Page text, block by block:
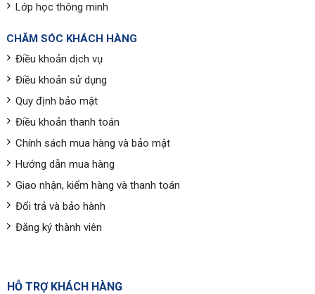
Lớp học thông minh
CHĂM SÓC KHÁCH HÀNG
Điều khoản dịch vụ
Điều khoản sử dụng
Quy định bảo mật
Điều khoản thanh toán
Chính sách mua hàng và bảo mật
Hướng dẫn mua hàng
Giao nhận, kiểm hàng và thanh toán
Đổi trả và bảo hành
Đăng ký thành viên
HỖ TRỢ KHÁCH HÀNG